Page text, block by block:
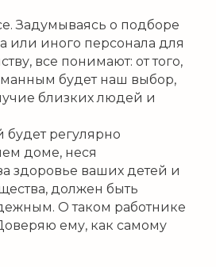
Задумываясь о подборе
или иного персонала для
все понимают: от того,
будет наш выбор,
близких людей и
будет регулярно
доме, неся
здоровье ваших детей и
должен быть
О таком работнике
ему, как самому